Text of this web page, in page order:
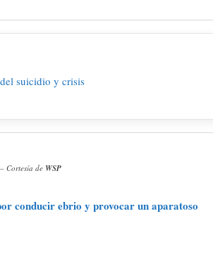
Cortesía de WSP
conducir ebrio y provocar un aparatoso